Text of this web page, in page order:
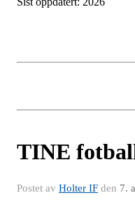
TINE
Postet av Holter IF den 7.